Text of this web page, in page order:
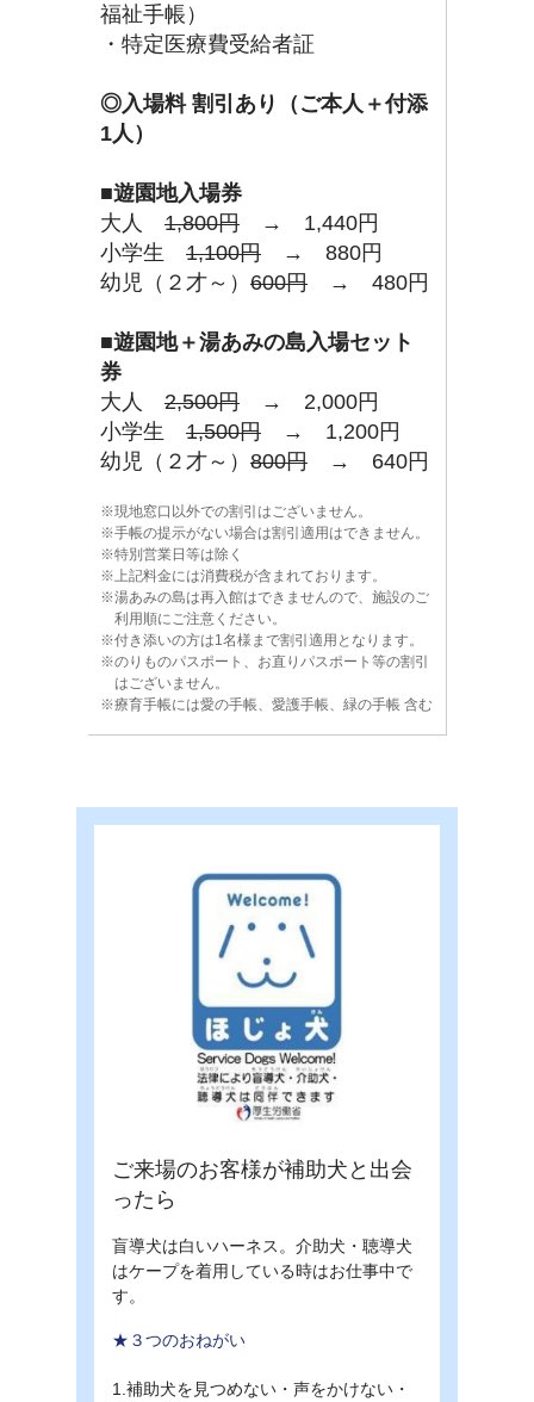
福祉手帳）
・特定医療費受給者証
◎入場料 割引あり（ご本人＋付添
1人）
■遊園地入場券
大人 1,800円 → 1,440円
小学生 1,100円 → 880円
幼児（２才～） 600円 → 480円
■遊園地＋湯あみの島入場セット
券
大人 2,500円 → 2,000円
小学生 1,500円 → 1,200円
幼児（２才～） 800円 → 640円
現地窓口以外での割引はございません。
手帳の提示がない場合は割引適用はできません。
特別営業日等は除く
上記料金には消費税が含まれております。
湯あみの島は再入館はできませんので、施設のご
利用順にご注意ください。
付き添いの方は1名様まで割引適用となります。
のりものパスポート、お直りパスポート等の割引
はございません。
療育手帳には愛の手帳、愛護手帳、緑の手帳 含む
ご来場のお客様が補助犬と出会
ったら
盲導犬は白いハーネス。介助犬・聴導犬
はケープを着用している時はお仕事中で
す。
★３つのおねがい
1.補助犬を見つめない・声をかけない・